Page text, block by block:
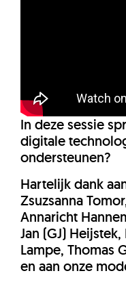
In deze sessie
digitale
ondersteunen?
Hartelijk dank
Zsuzsanna
Annaricht
Jan (GJ)
Lampe, Thomas
en aan onze